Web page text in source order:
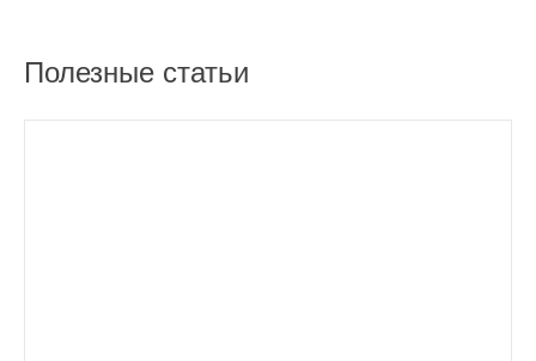
Полезные статьи